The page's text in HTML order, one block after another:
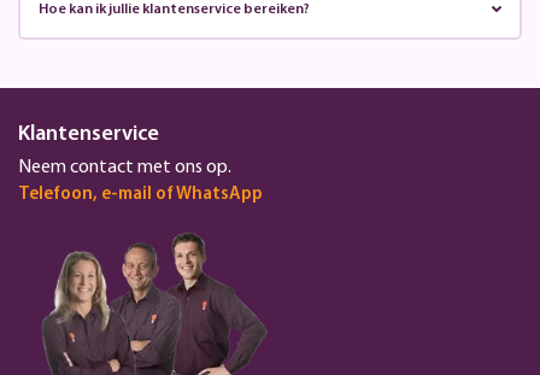
Hoe kan ik jullie klantenservice bereiken?
Klantenservice
Neem contact met ons op.
Telefoon, e-mail of WhatsApp